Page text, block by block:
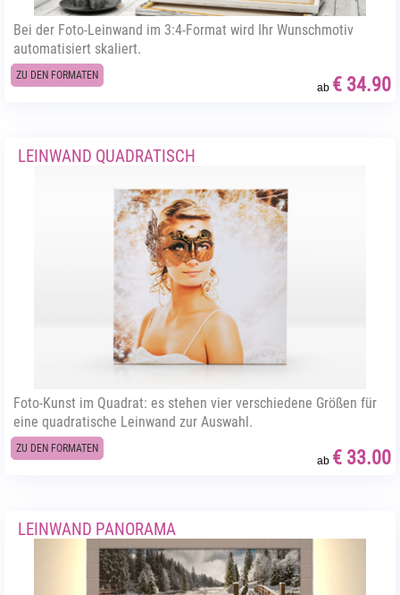
Bei der Foto-Leinwand im 3:4-Format wird Ihr Wunschmotiv
automatisiert skaliert.
ZU DEN FORMATEN
ab € 34.90
LEINWAND QUADRATISCH
Foto-Kunst im Quadrat: es stehen vier verschiedene Größen für
eine quadratische Leinwand zur Auswahl.
ZU DEN FORMATEN
ab € 33.00
LEINWAND PANORAMA